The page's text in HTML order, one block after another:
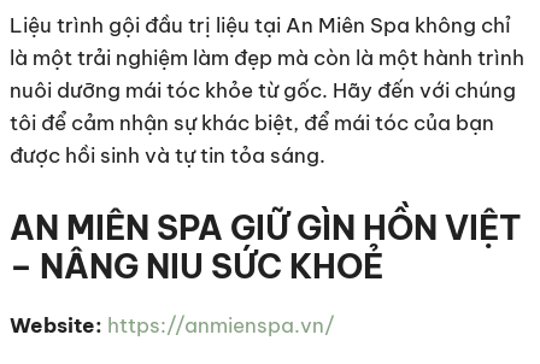
Liệu trình gội đầu trị liệu tại An Miên Spa không chỉ
là một trải nghiệm làm đẹp mà còn là một hành trình
nuôi dưỡng mái tóc khỏe từ gốc. Hãy đến với chúng
tôi để cảm nhận sự khác biệt, để mái tóc của bạn
được hồi sinh và tự tin tỏa sáng.
AN MIÊN SPA GIỮ GÌN HỒN VIỆT
– NÂNG NIU SỨC KHOẺ
Website: https://anmienspa.vn/